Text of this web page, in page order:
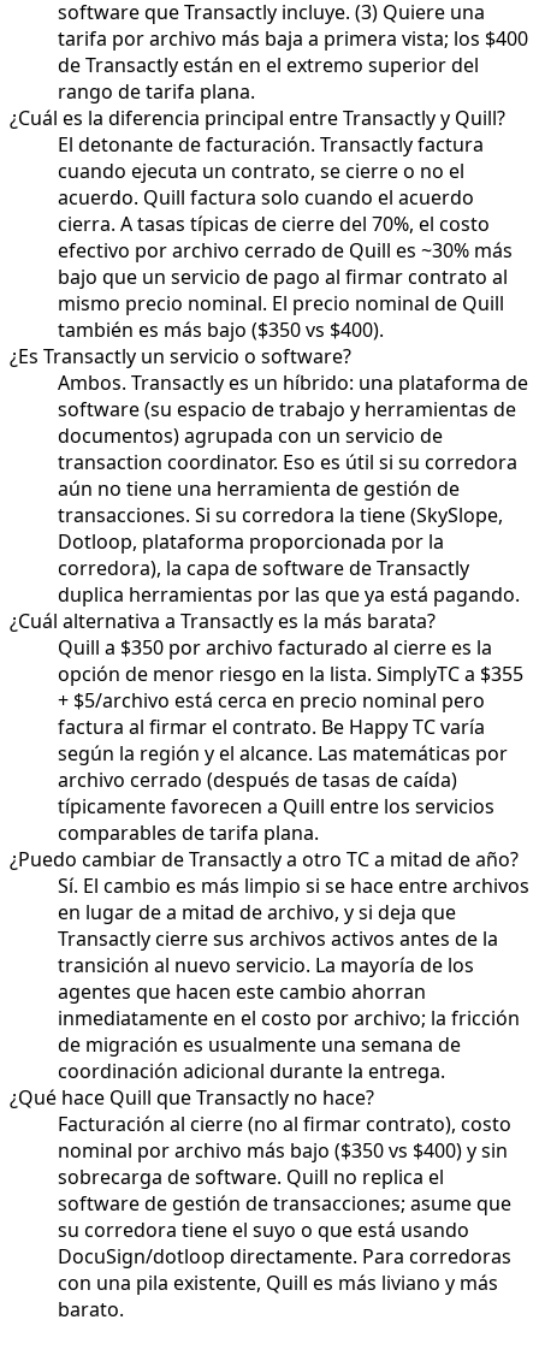
software que Transactly incluye. (3) Quiere una
tarifa por archivo más baja a primera vista; los $400
de Transactly están en el extremo superior del
rango de tarifa plana.
¿Cuál es la diferencia principal entre Transactly y Quill?
El detonante de facturación. Transactly factura
cuando ejecuta un contrato, se cierre o no el
acuerdo. Quill factura solo cuando el acuerdo
cierra. A tasas típicas de cierre del 70%, el costo
efectivo por archivo cerrado de Quill es ~30% más
bajo que un servicio de pago al firmar contrato al
mismo precio nominal. El precio nominal de Quill
también es más bajo ($350 vs $400).
¿Es Transactly un servicio o software?
Ambos. Transactly es un híbrido: una plataforma de
software (su espacio de trabajo y herramientas de
documentos) agrupada con un servicio de
transaction coordinator. Eso es útil si su corredora
aún no tiene una herramienta de gestión de
transacciones. Si su corredora la tiene (SkySlope,
Dotloop, plataforma proporcionada por la
corredora), la capa de software de Transactly
duplica herramientas por las que ya está pagando.
¿Cuál alternativa a Transactly es la más barata?
Quill a $350 por archivo facturado al cierre es la
opción de menor riesgo en la lista. SimplyTC a $355
+ $5/archivo está cerca en precio nominal pero
factura al firmar el contrato. Be Happy TC varía
según la región y el alcance. Las matemáticas por
archivo cerrado (después de tasas de caída)
típicamente favorecen a Quill entre los servicios
comparables de tarifa plana.
¿Puedo cambiar de Transactly a otro TC a mitad de año?
Sí. El cambio es más limpio si se hace entre archivos
en lugar de a mitad de archivo, y si deja que
Transactly cierre sus archivos activos antes de la
transición al nuevo servicio. La mayoría de los
agentes que hacen este cambio ahorran
inmediatamente en el costo por archivo; la fricción
de migración es usualmente una semana de
coordinación adicional durante la entrega.
¿Qué hace Quill que Transactly no hace?
Facturación al cierre (no al firmar contrato), costo
nominal por archivo más bajo ($350 vs $400) y sin
sobrecarga de software. Quill no replica el
software de gestión de transacciones; asume que
su corredora tiene el suyo o que está usando
DocuSign/dotloop directamente. Para corredoras
con una pila existente, Quill es más liviano y más
barato.